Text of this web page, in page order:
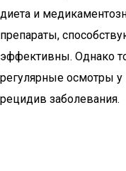
диета и
препараты,
эффективны. Однако
регулярные осмотры у
рецидив заболевания.